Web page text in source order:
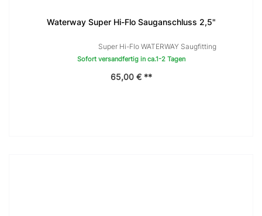
Waterway Super Hi-Flo Sauganschluss 2,5"
Super Hi-Flo WATERWAY Saugfitting
Sofort versandfertig in ca.1-2 Tagen
65,00 € **